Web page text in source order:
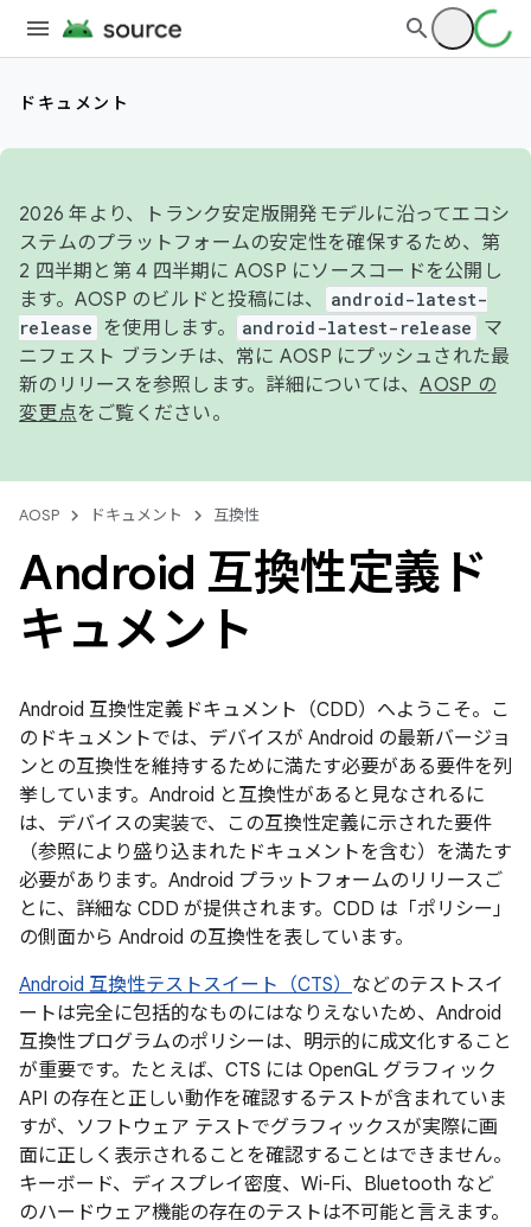
ドキュメント
2026 年より、トランク安定版開発モデルに沿ってエコシ
ステムのプラットフォームの安定性を確保するため、第
2 四半期と第 4 四半期に AOSP にソースコードを公開し
ます。AOSP のビルドと投稿には、
android-latest-
release
を使用します。 android-latest-release
マ
ニフェスト ブランチは、常に AOSP にプッシュされた最
新のリリースを参照します。詳細については、AOSP の
変更点をご覧ください。
AOSP ドキュメント 互換性
Android 互換性定義ド
キュメント
Android 互換性定義ドキュメント（CDD）へようこそ。こ
のドキュメントでは、デバイスが Android の最新バージョ
ンとの互換性を維持するために満たす必要がある要件を列
挙しています。Android と互換性があると見なされるに
は、デバイスの実装で、この互換性定義に示された要件
（参照により盛り込まれたドキュメントを含む）を満たす
必要があります。Android プラットフォームのリリースご
とに、詳細な CDD が提供されます。CDD は「ポリシー」
の側面から Android の互換性を表しています。
Android 互換性テストスイート（CTS） などのテストスイ
ートは完全に包括的なものにはなりえないため、Android
互換性プログラムのポリシーは、明示的に成文化すること
が重要です。たとえば、CTS には OpenGL グラフィック
API の存在と正しい動作を確認するテストが含まれていま
すが、ソフトウェア テストでグラフィックスが実際に画
面に正しく表示されることを確認することはできません。
キーボード、ディスプレイ密度、Wi-Fi、Bluetooth など
のハードウェア機能の存在のテストは不可能と言えます。